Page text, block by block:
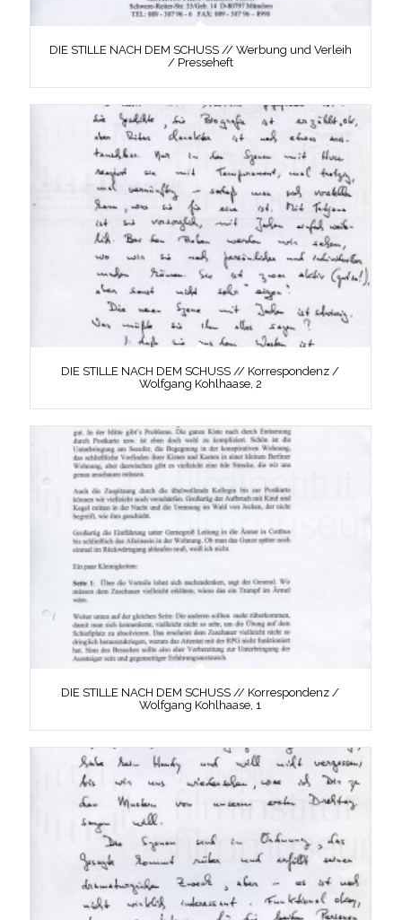
DIE STILLE NACH DEM SCHUSS // Werbung und Verleih
/ Presseheft
DIE STILLE NACH DEM SCHUSS // Korrespondenz /
Wolfgang Kohlhaase, 2
DIE STILLE NACH DEM SCHUSS // Korrespondenz /
Wolfgang Kohlhaase, 1